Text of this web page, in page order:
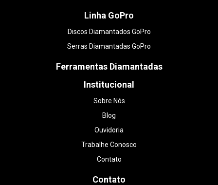
Linha GoPro
Discos Diamantados GoPro
Serras Diamantadas GoPro
Ferramentas Diamantadas
Institucional
Sobre Nós
Blog
Ouvidoria
Trabalhe Conosco
Contato
Contato